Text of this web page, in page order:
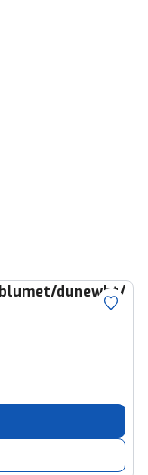
dunewht/